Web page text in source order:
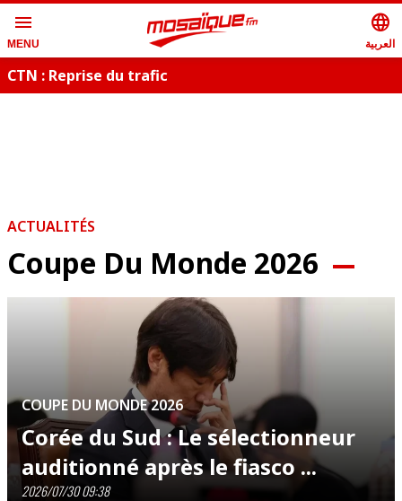
menu
MENU
language
العربية
CTN : Reprise du trafic
ACTUALITÉS
Coupe Du Monde 2026
COUPE DU MONDE 2026
Corée du Sud : Le sélectionneur
auditionné après le fiasco ...
2026/07/30 09:38